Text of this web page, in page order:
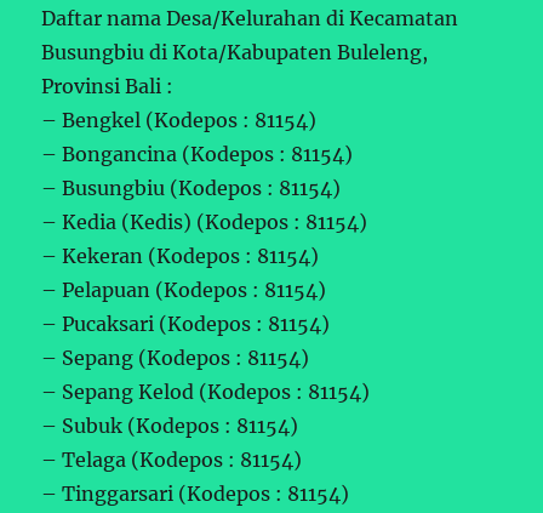
Daftar nama Desa/Kelurahan di Kecamatan
Busungbiu di Kota/Kabupaten Buleleng,
Provinsi Bali :
– Bengkel (Kodepos : 81154)
– Bongancina (Kodepos : 81154)
– Busungbiu (Kodepos : 81154)
– Kedia (Kedis) (Kodepos : 81154)
– Kekeran (Kodepos : 81154)
– Pelapuan (Kodepos : 81154)
– Pucaksari (Kodepos : 81154)
– Sepang (Kodepos : 81154)
– Sepang Kelod (Kodepos : 81154)
– Subuk (Kodepos : 81154)
– Telaga (Kodepos : 81154)
– Tinggarsari (Kodepos : 81154)